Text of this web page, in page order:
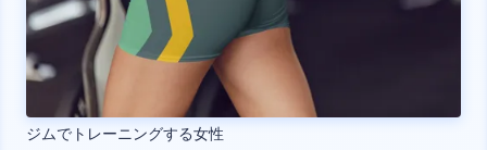
ジムでトレーニングする女性